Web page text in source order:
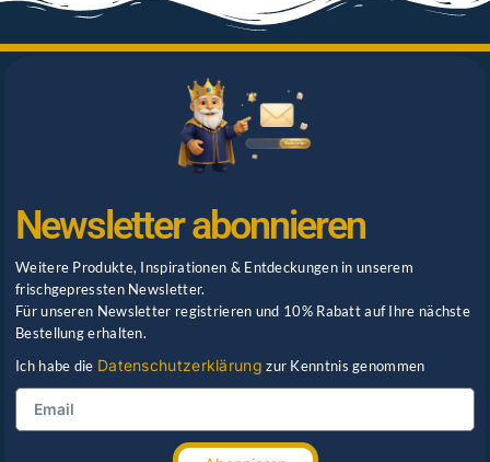
Newsletter abonnieren
Weitere Produkte, Inspirationen & Entdeckungen in unserem
frischgepressten Newsletter.
Für unseren Newsletter registrieren und 10% Rabatt auf Ihre nächste
Bestellung erhalten.
Ich habe die Datenschutzerklärung zur Kenntnis genommen